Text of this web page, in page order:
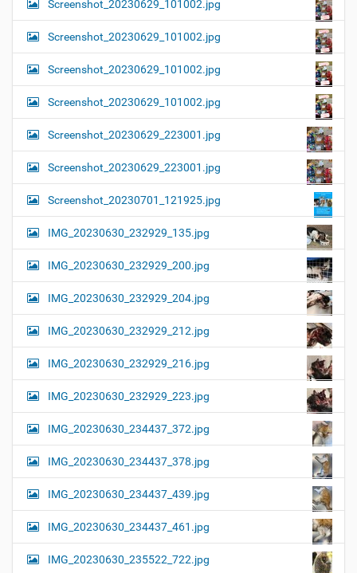
Screenshot_20230629_101002.jpg
Screenshot_20230629_101002.jpg
Screenshot_20230629_101002.jpg
Screenshot_20230629_101002.jpg
Screenshot_20230629_223001.jpg
Screenshot_20230629_223001.jpg
Screenshot_20230701_121925.jpg
IMG_20230630_232929_135.jpg
IMG_20230630_232929_200.jpg
IMG_20230630_232929_204.jpg
IMG_20230630_232929_212.jpg
IMG_20230630_232929_216.jpg
IMG_20230630_232929_223.jpg
IMG_20230630_234437_372.jpg
IMG_20230630_234437_378.jpg
IMG_20230630_234437_439.jpg
IMG_20230630_234437_461.jpg
IMG_20230630_235522_722.jpg